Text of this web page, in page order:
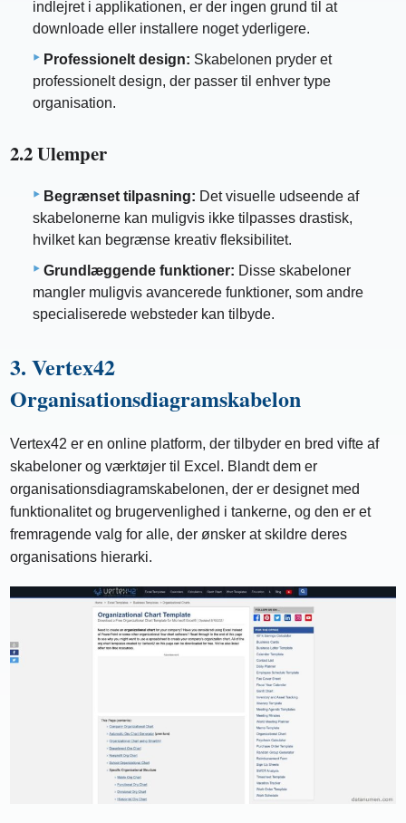
indlejret i applikationen, er der ingen grund til at
downloade eller installere noget yderligere.
Professionelt design: Skabelonen pryder et
professionelt design, der passer til enhver type
organisation.
2.2 Ulemper
Begrænset tilpasning: Det visuelle udseende af
skabelonerne kan muligvis ikke tilpasses drastisk,
hvilket kan begrænse kreativ fleksibilitet.
Grundlæggende funktioner: Disse skabeloner
mangler muligvis avancerede funktioner, som andre
specialiserede websteder kan tilbyde.
3. Vertex42
Organisationsdiagramskabelon
Vertex42 er en online platform, der tilbyder en bred vifte af
skabeloner og værktøjer til Excel. Blandt dem er
organisationsdiagramskabelonen, der er designet med
funktionalitet og brugervenlighed i tankerne, og den er et
fremragende valg for alle, der ønsker at skildre deres
organisations hierarki.